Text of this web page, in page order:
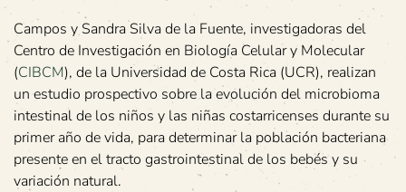
Campos y Sandra Silva de la Fuente, investigadoras del
Centro de Investigación en Biología Celular y Molecular
(CIBCM), de la Universidad de Costa Rica (UCR), realizan
un estudio prospectivo sobre la evolución del microbioma
intestinal de los niños y las niñas costarricenses durante su
primer año de vida, para determinar la población bacteriana
presente en el tracto gastrointestinal de los bebés y su
variación natural.